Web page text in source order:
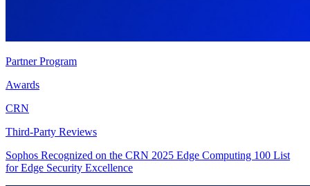
Partner Program
Awards
CRN
Third-Party Reviews
Sophos Recognized on the CRN 2025 Edge Computing 100 List
for Edge Security Excellence